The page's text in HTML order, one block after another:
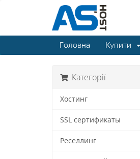
Головна Купити
Категорії
Хостинг
SSL сертификаты
Реселлинг